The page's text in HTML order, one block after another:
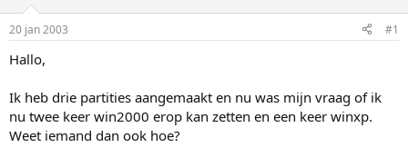
p
s
t
a
t
e
r
m
20 jan 2003 #1
Hallo,
Ik heb drie partities aangemaakt en nu was mijn vraag of ik
nu twee keer win2000 erop kan zetten en een keer winxp.
Weet iemand dan ook hoe?